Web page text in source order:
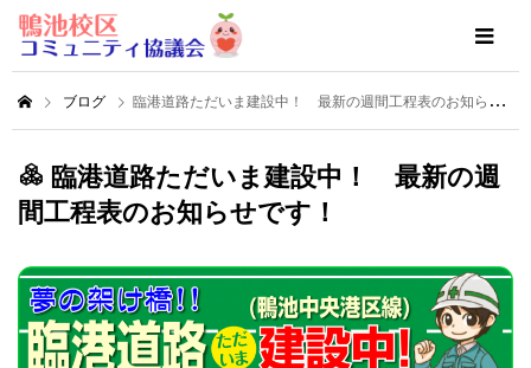
ブログ 臨港道路ただいま建設中！ 最新の週間工程表のお知らせです！
臨港道路ただいま建設中！ 最新の週
間工程表のお知らせです！